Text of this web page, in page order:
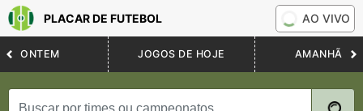
PLACAR DE FUTEBOL AO VIVO
ONTEM JOGOS DE HOJE AMANHÃ